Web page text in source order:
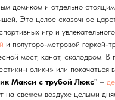
домиком и отдельно
Это целое сказочное
игр и
и полуторо-метровой горкой-
мост, канат, скалодром.
нолики» или покачаться
Макси с трубой Люкс" –
на свежем воздухе целыми